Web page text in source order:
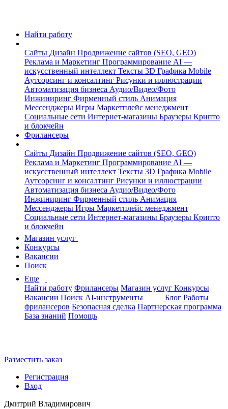
Найти работу
Сайты Дизайн Продвижение сайтов (SEO, GEO)
Реклама и Маркетинг Программирование AI —
искусственный интеллект Тексты 3D Графика Mobile
Аутсорсинг и консалтинг Рисунки и иллюстрации
Автоматизация бизнеса Аудио/Видео/Фото
Инжиниринг Фирменный стиль Анимация
Мессенджеры Игры Маркетплейс менеджмент
Социальные сети Интернет-магазины Браузеры Крипто
и блокчейн
Фрилансеры
Сайты Дизайн Продвижение сайтов (SEO, GEO)
Реклама и Маркетинг Программирование AI —
искусственный интеллект Тексты 3D Графика Mobile
Аутсорсинг и консалтинг Рисунки и иллюстрации
Автоматизация бизнеса Аудио/Видео/Фото
Инжиниринг Фирменный стиль Анимация
Мессенджеры Игры Маркетплейс менеджмент
Социальные сети Интернет-магазины Браузеры Крипто
и блокчейн
Магазин услуг
Конкурсы
Вакансии
Поиск
Еще
Найти работу Фрилансеры Магазин услуг Конкурсы
Вакансии Поиск AI-инструменты Блог Работы
фрилансеров Безопасная сделка Партнерская программа
База знаний Помощь
Разместить заказ
Регистрация
Вход
Дмитрий Владимирович